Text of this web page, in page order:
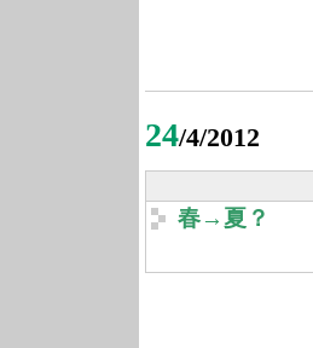
24/4/2012
春→夏？